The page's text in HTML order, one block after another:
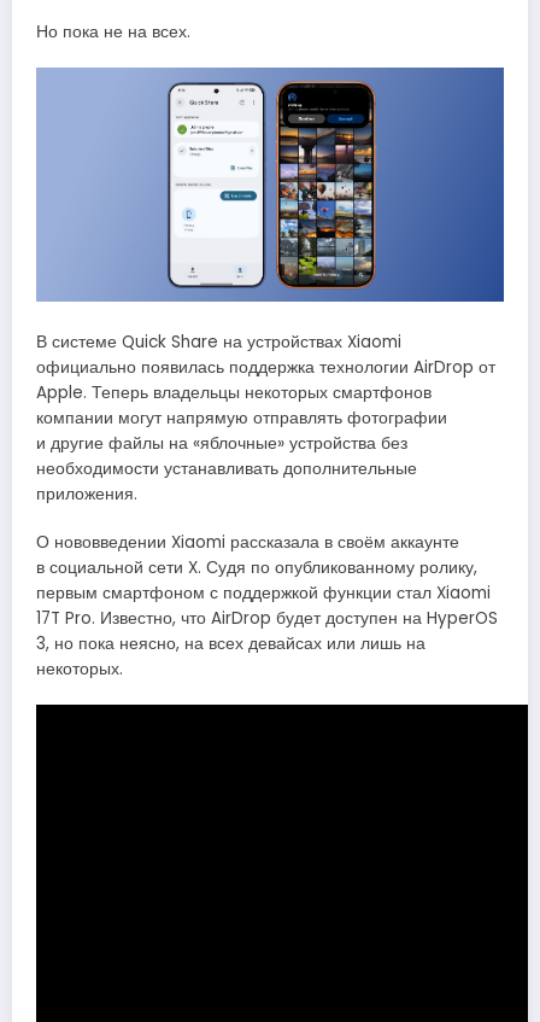
Но пока не на всех.
В системе Quick Share на устройствах Xiaomi
официально появилась поддержка технологии AirDrop от
Apple. Теперь владельцы некоторых смартфонов
компании могут напрямую отправлять фотографии
и другие файлы на «яблочные» устройства без
необходимости устанавливать дополнительные
приложения.
О нововведении Xiaomi рассказала в своём аккаунте
в социальной сети X. Судя по опубликованному ролику,
первым смартфоном с поддержкой функции стал Xiaomi
17T Pro. Известно, что AirDrop будет доступен на HyperOS
3, но пока неясно, на всех девайсах или лишь на
некоторых.